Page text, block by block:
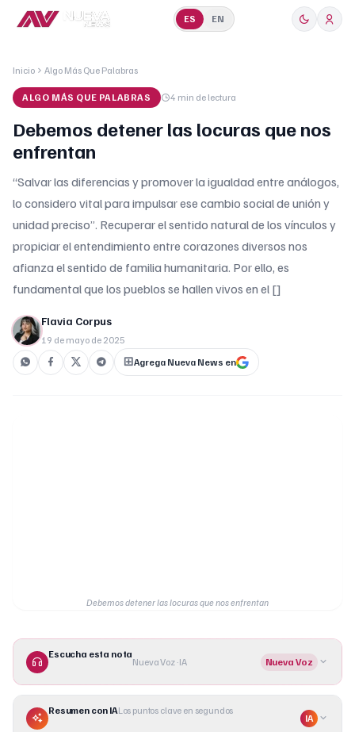
ES EN
Inicio Algo Más Que Palabras
ALGO MÁS QUE PALABRAS 4 min de lectura
Debemos detener las locuras que nos
enfrentan
“Salvar las diferencias y promover la igualdad entre análogos,
lo considero vital para impulsar ese cambio social de unión y
unidad preciso”. Recuperar el sentido natural de los vínculos y
propiciar el entendimiento entre corazones diversos nos
afianza el sentido de familia humanitaria. Por ello, es
fundamental que los pueblos se hallen vivos en el []
Flavia Corpus
19 de mayo de 2025
Agrega Nueva News en
Debemos detener las locuras que nos enfrentan
Escucha esta nota
Nueva Voz · IA Nueva Voz
Resumen con IALos puntos clave en segundos
IA